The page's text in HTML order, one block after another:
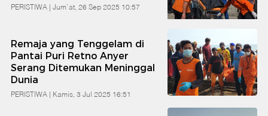
Berimbang
&
Edukatif
PERISTIWA | Jum`at, 26 Sep 2025 10:57
Remaja yang Tenggelam di
Pantai Puri Retno Anyer
Serang Ditemukan Meninggal
Dunia
PERISTIWA | Kamis, 3 Jul 2025 16:51